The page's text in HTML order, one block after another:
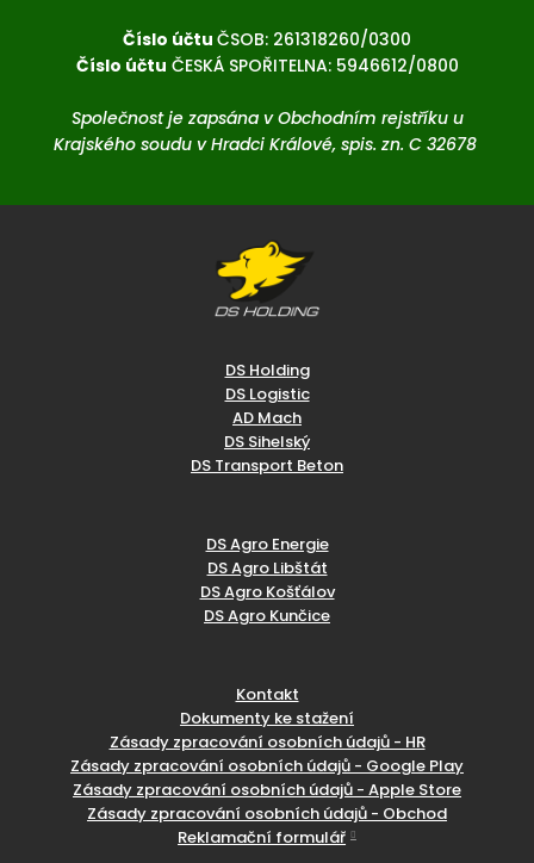
Číslo účtu ČSOB: 261318260/0300
Číslo účtu ČESKÁ SPOŘITELNA: 5946612/0800
Společnost je zapsána v Obchodním rejstříku u
Krajského soudu v Hradci Králové, spis. zn. C 32678
DS Holding
DS Logistic
AD Mach
DS Sihelský
DS Transport Beton
DS Agro Energie
DS Agro Libštát
DS Agro Košťálov
DS Agro Kunčice
Kontakt
Dokumenty ke stažení
Zásady zpracování osobních údajů - HR
Zásady zpracování osobních údajů - Google Play
Zásady zpracování osobních údajů - Apple Store
Zásady zpracování osobních údajů - Obchod
Reklamační formulář